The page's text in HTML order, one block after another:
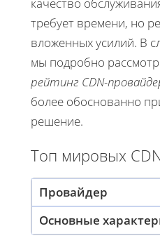
требует времени, но
вложенных усилий. В
мы подробно
рейтинг CDN-
более обоснованно
решение.
Топ мировых
Провайдер
Основные